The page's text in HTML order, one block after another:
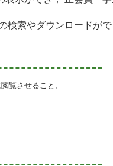
索やダウンロードが
覧させること,